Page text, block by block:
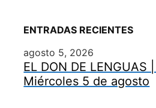
ENTRADAS RECIENTES
agosto 5, 2026
EL DON DE LENGUAS
Miércoles 5 de agosto